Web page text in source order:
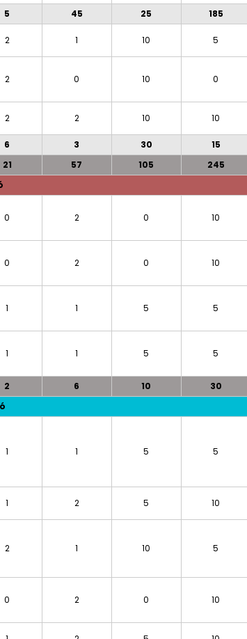
5 45 25 185
2 1 10 5
2 0 10 0
2 2 10 10
6 3 30
15
21 57 105
245
0 2 0 10
0 2 0 10
1 1 5 5
1 1 5 5
2 6 10
30
1 1 5 5
1 2 5 10
2 1 10 5
0 2 0 10